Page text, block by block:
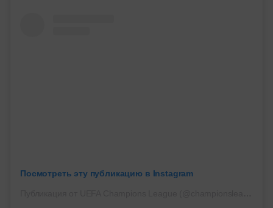
Посмотреть эту публикацию в Instagram